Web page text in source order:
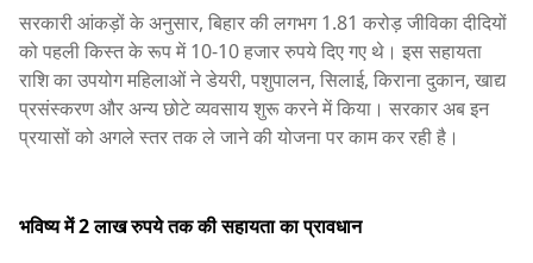
सरकारी आंकड़ों के अनुसार, बिहार की लगभग 1.81 करोड़ जीविका दीदियों
को पहली किस्त के रूप में 10-10 हजार रुपये दिए गए थे। इस सहायता
राशि का उपयोग महिलाओं ने डेयरी, पशुपालन, सिलाई, किराना दुकान, खाद्य
प्रसंस्करण और अन्य छोटे व्यवसाय शुरू करने में किया। सरकार अब इन
प्रयासों को अगले स्तर तक ले जाने की योजना पर काम कर रही है।
भविष्य में 2 लाख रुपये तक की सहायता का प्रावधान